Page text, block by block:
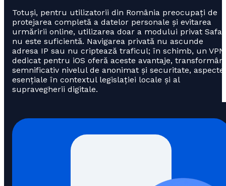
Totuși, pentru utilizatorii din România preocupați de
protejarea completă a datelor personale și evitarea
urmăririi online, utilizarea doar a modului privat
nu este suficientă. Navigarea privată nu ascunde
adresa IP sau nu criptează traficul; în schimb, un VPN
dedicat pentru iOS oferă aceste avantaje,
semnificativ nivelul de anonimat și securitate, aspecte
esențiale în contextul legislației locale și al
supravegherii digitale.